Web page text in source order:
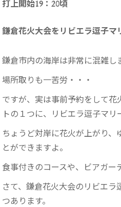
打上開始19：20頃
鎌倉花火大会をリビエラ逗子マ
鎌倉市内の海岸は非常に混雑し
場所取りも一苦労・・・
ですが、実は事前予約をして花
トの１つに、リビエラ逗子マリ
ちょうど対岸に花火が上がり、
とができますよ。
食事付きのコースや、ビアガー
さて、鎌倉花火大会のリビエラ
つあります。